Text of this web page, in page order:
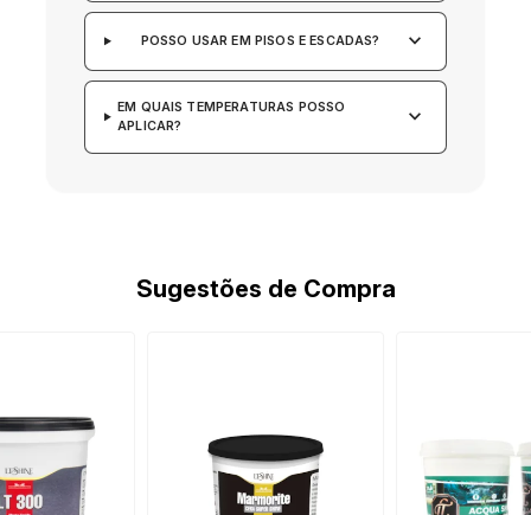
POSSO USAR EM PISOS E ESCADAS? keyboard_arrow_down
EM QUAIS TEMPERATURAS POSSO
APLICAR?
keyboard_arrow_down
Sugestões de Compra